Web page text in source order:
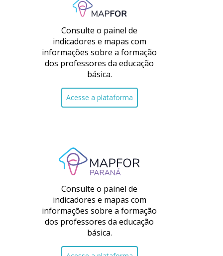
Consulte o painel de
indicadores e mapas com
informações sobre a formação
dos professores da educação
básica.
Acesse a plataforma
Consulte o painel de
indicadores e mapas com
informações sobre a formação
dos professores da educação
básica.